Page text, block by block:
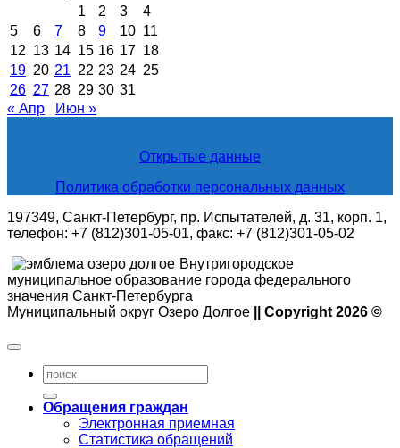
1
2 3
4
5
6 7 8 9 10 11
12 13 14 15 16 17 18
19 20 21 22 23 24 25
26 27 28 29 30 31
« Апр
Июн »
Открытые данные
Политика обработки персональных данных
197349, Санкт-Петербург, пр. Испытателей, д. 31, корп. 1,
телефон: +7 (812)301-05-01, факс: +7 (812)301-05-02
Внутригородское
муниципальное образование города федерального
значения Санкт-Петербурга
Муниципальный округ Озеро Долгое
|| Copyright 2026 ©
Обращения граждан
Электронная приемная
Статистика обращений